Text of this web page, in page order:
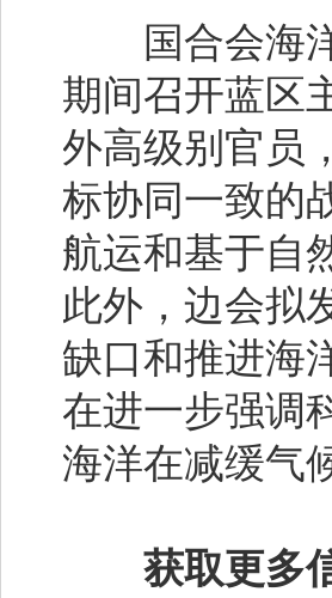
国合会海洋
期间召开蓝区
外高级别官员
标协同一致的
航运和基于自
此外，边会拟
缺口和推进海
在进一步强调
海洋在减缓气
获取更多